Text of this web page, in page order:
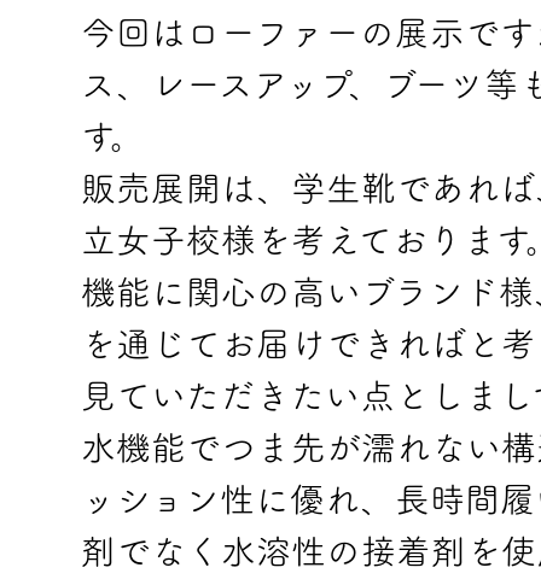
今回はローファーの展示で
ス、レースアップ、ブーツ
す。
販売展開は、学生靴であれ
立女子校様を考えておりま
機能に関心の高いブランド
を通じてお届けできればと
見ていただきたい点としま
水機能でつま先が濡れない
ッション性に優れ、長時間
剤でなく水溶性の接着剤を